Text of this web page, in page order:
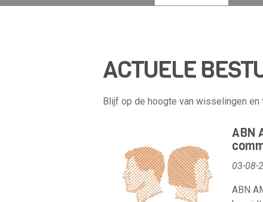
ACTUELE
Blijf op de hoogte van wisselingen
ABN
03-08-
ABN